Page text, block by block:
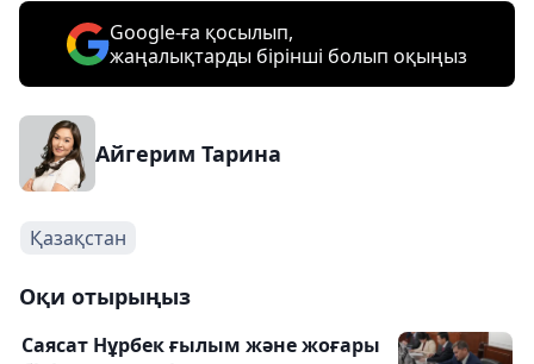
Google-ға қосылып,
жаңалықтарды бірінші болып оқыңыз
Айгерим Тарина
Қазақстан
Оқи отырыңыз
Саясат Нұрбек ғылым және жоғары